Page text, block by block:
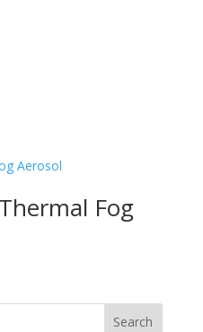
Fog
Search